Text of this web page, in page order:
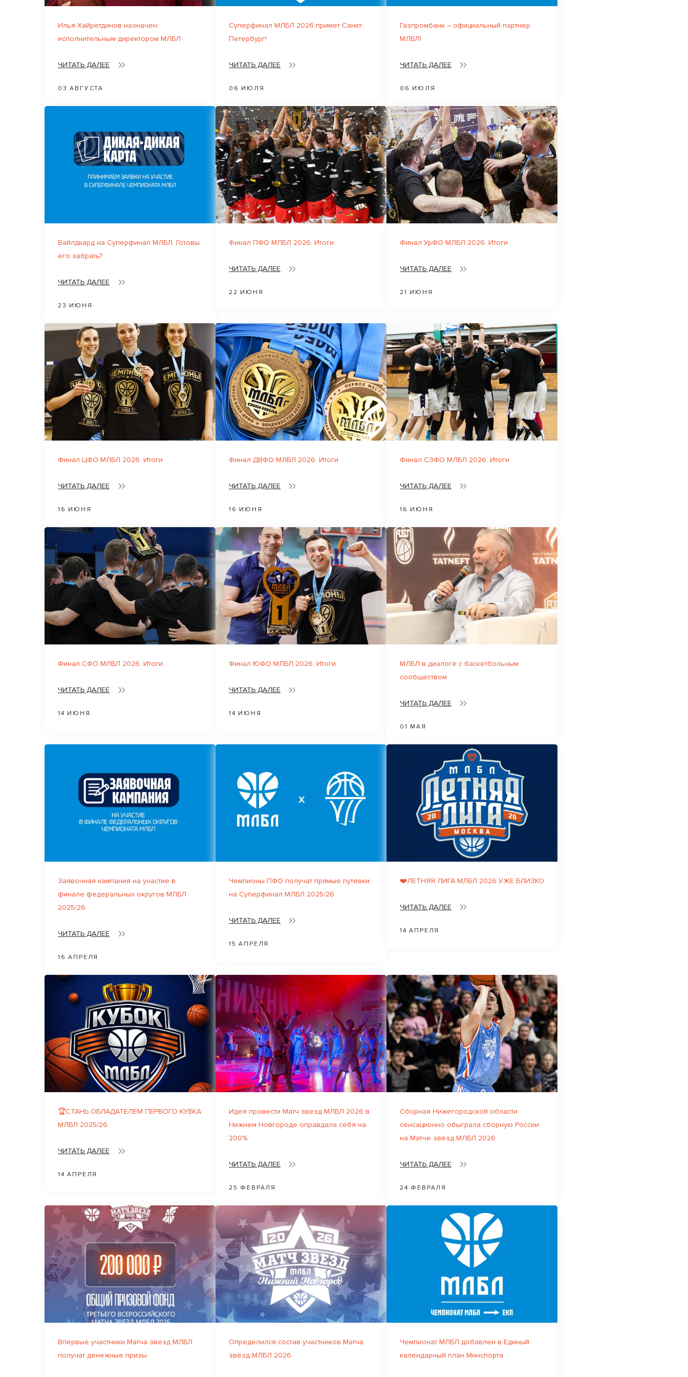
Илья Хайретдинов назначен
исполнительным директором МЛБЛ
ЧИТАТЬ ДАЛЕЕ
03 АВГУСТА
Суперфинал МЛБЛ 2026 примет Санкт-
Петербург!
ЧИТАТЬ ДАЛЕЕ
06 ИЮЛЯ
Газпромбанк – официальный партнер
МЛБЛ!
ЧИТАТЬ ДАЛЕЕ
06 ИЮЛЯ
Вайлдкард на Суперфинал МЛБЛ. Готовы
его забрать?
ЧИТАТЬ ДАЛЕЕ
23 ИЮНЯ
Финал ПФО МЛБЛ 2026. Итоги
ЧИТАТЬ ДАЛЕЕ
22 ИЮНЯ
Финал УрФО МЛБЛ 2026. Итоги
ЧИТАТЬ ДАЛЕЕ
21 ИЮНЯ
Финал ЦФО МЛБЛ 2026. Итоги
ЧИТАТЬ ДАЛЕЕ
16 ИЮНЯ
Финал ДВФО МЛБЛ 2026. Итоги
ЧИТАТЬ ДАЛЕЕ
16 ИЮНЯ
Финал СЗФО МЛБЛ 2026. Итоги
ЧИТАТЬ ДАЛЕЕ
16 ИЮНЯ
Финал СФО МЛБЛ 2026. Итоги
ЧИТАТЬ ДАЛЕЕ
14 ИЮНЯ
Финал ЮФО МЛБЛ 2026. Итоги
ЧИТАТЬ ДАЛЕЕ
14 ИЮНЯ
МЛБЛ в диалоге с баскетбольным
сообществом
ЧИТАТЬ ДАЛЕЕ
01 МАЯ
Заявочная кампания на участие в
финале федеральных округов МЛБЛ
2025/26
ЧИТАТЬ ДАЛЕЕ
16 АПРЕЛЯ
Чемпионы ПФО получат прямые путевки
на Суперфинал МЛБЛ 2025/26
ЧИТАТЬ ДАЛЕЕ
15 АПРЕЛЯ
❤️ЛЕТНЯЯ ЛИГА МЛБЛ 2026 УЖЕ БЛИЗКО
ЧИТАТЬ ДАЛЕЕ
14 АПРЕЛЯ
🏆СТАНЬ ОБЛАДАТЕЛЕМ ПЕРВОГО КУБКА
МЛБЛ 2025/26
ЧИТАТЬ ДАЛЕЕ
14 АПРЕЛЯ
Идея провести Матч звезд МЛБЛ 2026 в
Нижнем Новгороде оправдала себя на
200%
ЧИТАТЬ ДАЛЕЕ
25 ФЕВРАЛЯ
Сборная Нижегородской области
сенсационно обыграла сборную России
на Матче звёзд МЛБЛ 2026
ЧИТАТЬ ДАЛЕЕ
24 ФЕВРАЛЯ
Впервые участники Матча звезд МЛБЛ
получат денежные призы
Определился состав участников Матча
звёзд МЛБЛ 2026
Чемпионат МЛБЛ добавлен в Единый
календарный план Минспорта